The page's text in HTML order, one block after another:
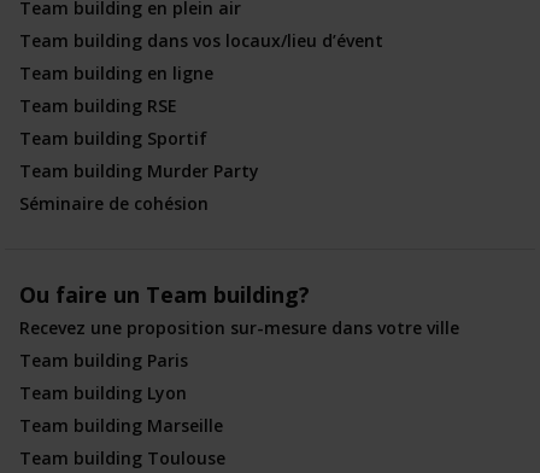
Team building en plein air
Team building dans vos locaux/lieu d’évent
Team building en ligne
Team building RSE
Team building Sportif
Team building Murder Party
Séminaire de cohésion
Ou faire un Team building?
Recevez une proposition sur-mesure dans votre ville
Team building Paris
Team building Lyon
Team building Marseille
Team building Toulouse